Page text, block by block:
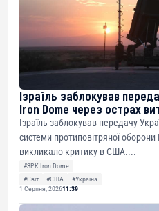
Ізраїль заблокував
Iron Dome через острах
Ізраїль заблокував передачу
системи протиповітряної
викликало критику в США....
#ЗРК Iron Dome
#Світ
#США
#Україна
1 Серпня, 202611:39